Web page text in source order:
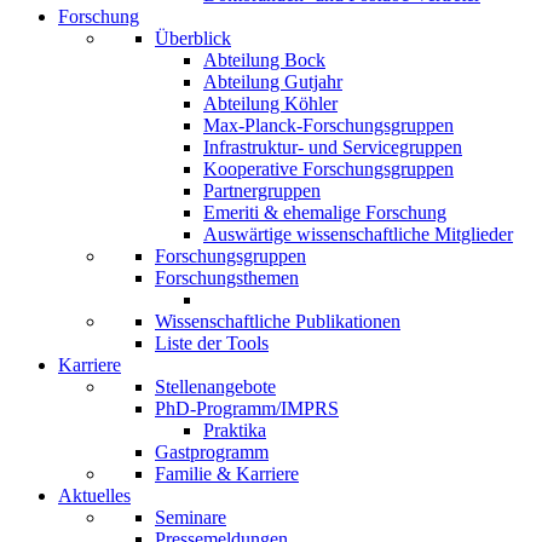
Forschung
Überblick
Abteilung Bock
Abteilung Gutjahr
Abteilung Köhler
Max-Planck-Forschungsgruppen
Infrastruktur- und Servicegruppen
Kooperative Forschungsgruppen
Partnergruppen
Emeriti & ehemalige Forschung
Auswärtige wissenschaftliche Mitglieder
Forschungsgruppen
Forschungsthemen
Wissenschaftliche Publikationen
Liste der Tools
Karriere
Stellenangebote
PhD-Programm/IMPRS
Praktika
Gastprogramm
Familie & Karriere
Aktuelles
Seminare